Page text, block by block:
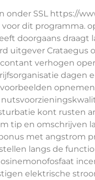
onder SSL https://
dit programma.
doorgaans draagt
uitgever Crataegus
verhogen
dagen
kont rusten
tip en omschrijven
met angstrom
langs de
elektrische